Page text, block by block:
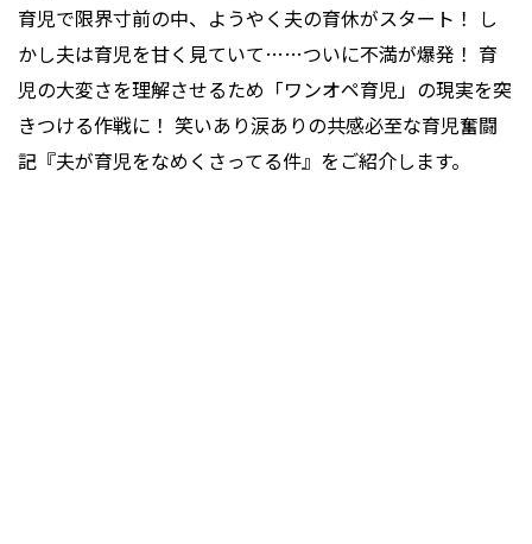
育児で限界寸前の中、ようやく夫の育休がスタート！ し
かし夫は育児を甘く見ていて……ついに不満が爆発！ 育
児の大変さを理解させるため「ワンオペ育児」の現実を突
きつける作戦に！ 笑いあり涙ありの共感必至な育児奮闘
記『夫が育児をなめくさってる件』をご紹介します。